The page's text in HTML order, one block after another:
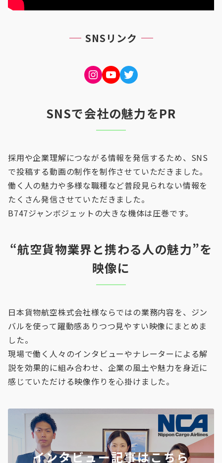
SNSリンク
Instagram
YouTube
Twitter
SNSで会社の魅力をPR
採用や企業理解につながる情報を発信するため、SNS
で投稿する動画の制作を制作させていただきました。
働く人の魅力や多様な職種など普段見られない情報を
たくさん発信させていただきました。
B747ジャンボジェットの大きな機体は圧巻です。
“航空貨物業界と携わる人の魅力”を
映像に
日本貨物航空株式会社様ならではの業務内容を、ジン
バルを使って躍動感ありつつ見やすい映像にまとめま
した。
現場で働く人々のインタビューやナレーターによる解
説を効果的に組み合わせ、企業の風土や魅力を身近に
感じていただける映像作りを心掛けました。
インタビュー記事はこちら